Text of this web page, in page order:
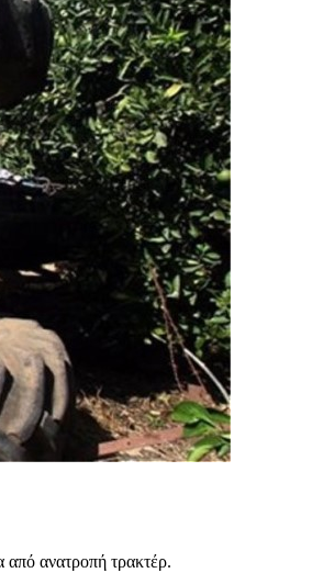
από ανατροπή τρακτέρ.